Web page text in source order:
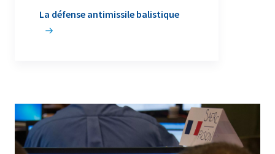
La défense antimissile balistique